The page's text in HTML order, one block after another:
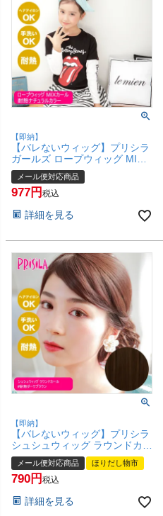
【即納】
【バレないウィッグ】プリシラ
ガールズ ロープウィッグ MIX
カール GVO-01-TNC #耐熱ナチ
ュラルカラー【日本製耐熱ファ
イバー100% ヘアアイロンOK
品】【SBT】(6058335)
メール便対応商品
977 税込
詳細を見る
【即納】
【バレないウィッグ】プリシラ
シュシュウィッグ ラウンドカー
ル VS-34-TDB #耐熱ダークブラ
ン【日本製耐熱ファイバー
100% ヘアアイロンOK 手洗い
【SBT】 (6058439)
メール便対応商品 ほりだし物市
790 税込
詳細を見る